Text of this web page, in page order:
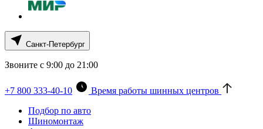
Санкт-Петербург
Звоните с 9:00 до 21:00
+7 800 333-40-10
Время работы шинных центров
Подбор по авто
Шиномонтаж